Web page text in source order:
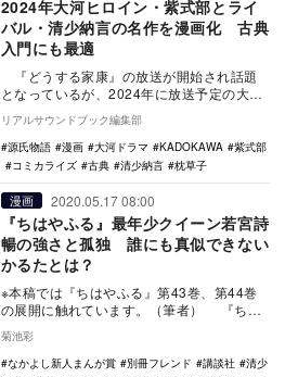
2024年大河ヒロイン・紫式部とライ
バル・清少納言の名作を漫画化 古典
入門にも最適
『どうする家康』の放送が開始され話題
となっているが、2024年に放送予定の大河
ドラマにも注目したい。その主人公である
紫式部…
リアルサウンドブック編集部
源氏物語
漫画 大河ドラマ KADOKAWA
紫式部
コミカライズ
古典 清少納言 枕草子
漫画 2020.05.17 08:00
『ちはやふる』最年少クイーン若宮詩
暢の強さと孤独 誰にも真似できない
かるたとは？
※本稿では『ちはやふる』第43巻、第44巻
の展開に触れています。（筆者） 『ちは
やふる』第44巻が、5月13日に講談社コミ
ッ…
菊池彩
なかよし新人まんが賞
別冊フレンド 講談社
清少